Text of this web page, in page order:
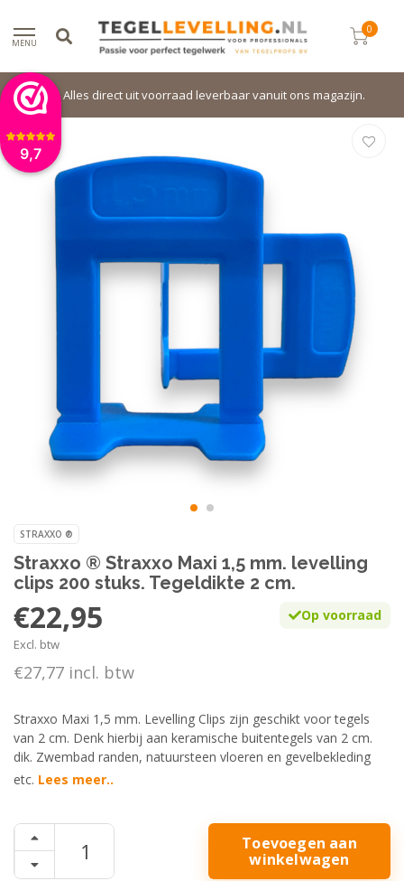
9,7
MENU
0
Alles direct uit voorraad leverbaar vanuit ons magazijn.
STRAXXO ®
Straxxo ® Straxxo Maxi 1,5 mm. levelling
clips 200 stuks. Tegeldikte 2 cm.
€22,95
Excl. btw
€27,77 incl. btw
Op voorraad
Straxxo Maxi 1,5 mm. Levelling Clips zijn geschikt voor tegels
van 2 cm. Denk hierbij aan keramische buitentegels van 2 cm.
dik. Zwembad randen, natuursteen vloeren en gevelbekleding
etc. Lees meer..
Toevoegen aan
winkelwagen